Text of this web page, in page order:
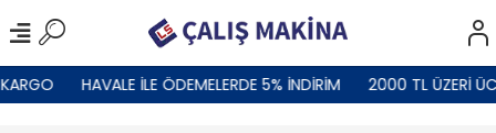
HAVALE İLE ÖDEMELERDE 5% İNDİRİM 2000 TL ÜZERİ